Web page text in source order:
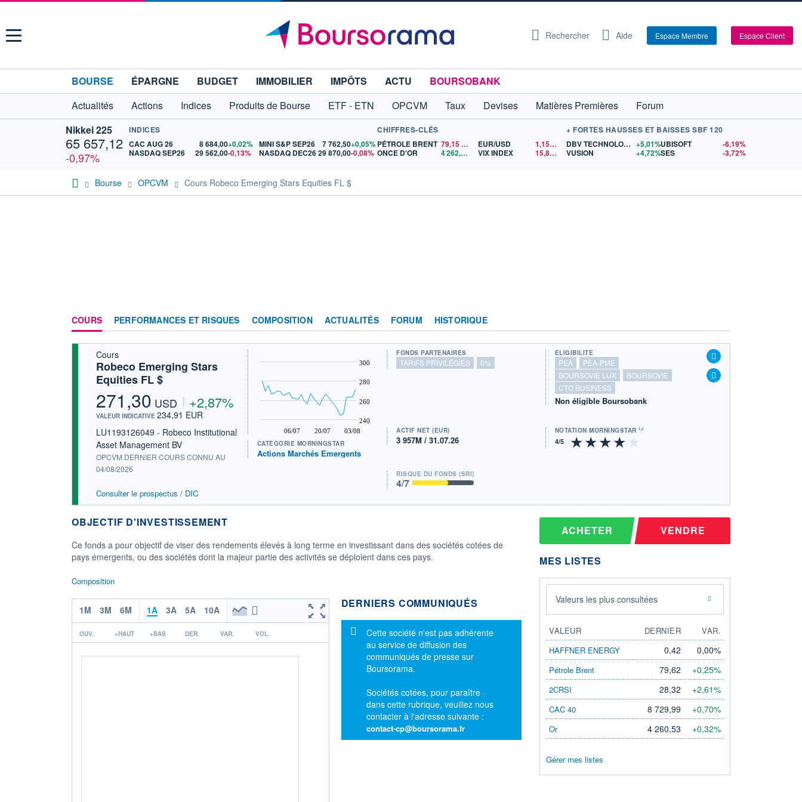
Menu Rechercher Aide Espace Membre Espace Client
BOURSE ÉPARGNE BUDGET IMMOBILIER IMPÔTS ACTU
BOURSOBANK
Actualités
Actions Indices Produits de Bourse ETF - ETN OPCVM Taux Devises Matières Premières
Forum
Nikkei 225
65 657,12
-0,97%
INDICES
CAC AUG 26
8 684,00+0,02%
NASDAQ SEP26
29 562,00-0,13%
MINI S&P SEP26 7 762,50+0,05%
NASDAQ DEC2629 870,00-0,08%
CHIFFRES-CLÉS
PÉTROLE BRENT 79,15
ONCE D'OR
4 262,72 $US
EUR/USD 1,1550
$US
VIX INDEX
15,81$US
+ FORTES HAUSSES ET BAISSES SBF 120
DBV TECHNOLOGIES +5,01%
VUSION
+4,72%
UBISOFT
-6,19%
SES
-3,72%
Bourse OPCVM Cours Robeco Emerging Stars Equities FL $
COURS PERFORMANCES ET RISQUES COMPOSITION ACTUALITÉS FORUM HISTORIQUE
Cours
Robeco Emerging Stars
Equities FL $
271,30 USD +2,87%
VALEUR INDICATIVE 234,91 EUR
LU1193126049 - Robeco Institutional
Asset Management BV
OPCVM DERNIER COURS CONNU AU
04/08/2026
Consulter le prospectus / DIC
06/07 20/07 03/08
240
260
280
300
CATÉGORIE MORNINGSTAR
Actions Marchés Emergents
FONDS PARTENAIRES
TARIFS PRIVILÉGIÉS 0%
ÉLIGIBILITÉ
PEA
PEA-PME
BOURSOVIE LUX
BOURSOVIE
CTO BUSINESS
Non éligible Boursobank
ACTIF NET (EUR)
3 957M / 31.07.26
NOTATION MORNINGSTAR ⁽¹⁾
RISQUE DU FONDS (SRI)
4/7
OBJECTIF D'INVESTISSEMENT
Ce fonds a pour objectif de viser des rendements élevés à long terme en investissant dans des sociétés cotées de
pays émergents, ou des sociétés dont la majeur partie des activités se déploient dans ces pays.
Composition
1M 3M 6M 1A 3A 5A 10A
OUV. +HAUT +BAS DER. VAR. VOL.
DERNIERS COMMUNIQUÉS
Message d'information
Cette société n'est pas adhérente
au service de diffusion des
communiqués de presse sur
Boursorama.
Sociétés cotées, pour paraître
dans cette rubrique, veuillez nous
contacter à l'adresse suivante :
contact-cp@boursorama.fr
ACHETER VENDRE
MES LISTES
Valeurs les plus consultées
VALEUR DERNIER
VAR.
HAFFNER ENERGY
0,42 0,00%
Pétrole Brent 79,62 +0,25%
2CRSI 28,32 +2,61%
CAC 40 8 729,99 +0,70%
Or 4 260,53 +0,32%
Gérer mes listes